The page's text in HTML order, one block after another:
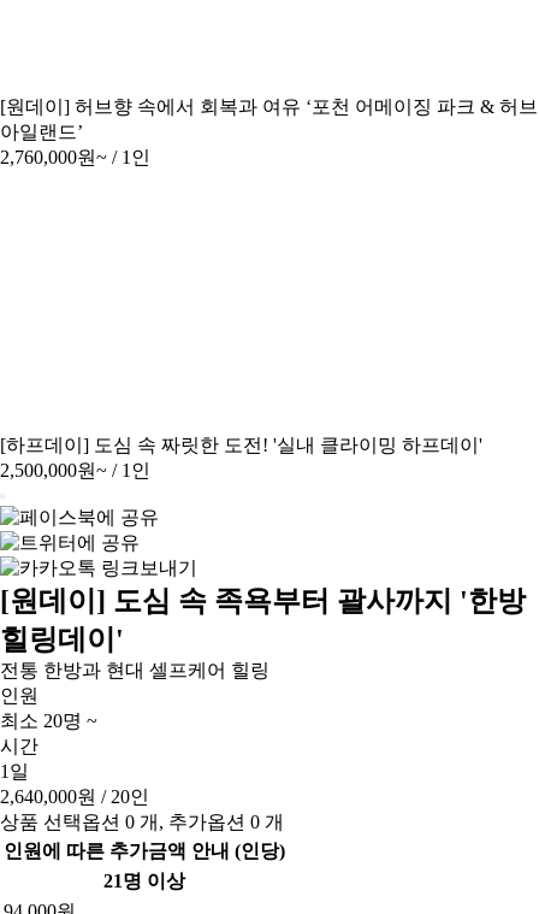
[원데이] 허브향 속에서 회복과 여유 ‘포천 어메이징 파크 & 허브
아일랜드’
2,760,000원~ / 1인
[하프데이] 도심 속 짜릿한 도전! '실내 클라이밍 하프데이'
2,500,000원~ / 1인
[원데이] 도심 속 족욕부터 괄사까지 '한방
힐링데이'
전통 한방과 현대 셀프케어 힐링
인원
최소 20명 ~
시간
1일
2,640,000원 / 20인
상품 선택옵션 0 개, 추가옵션 0 개
인원에 따른 추가금액 안내 (인당)
21명 이상